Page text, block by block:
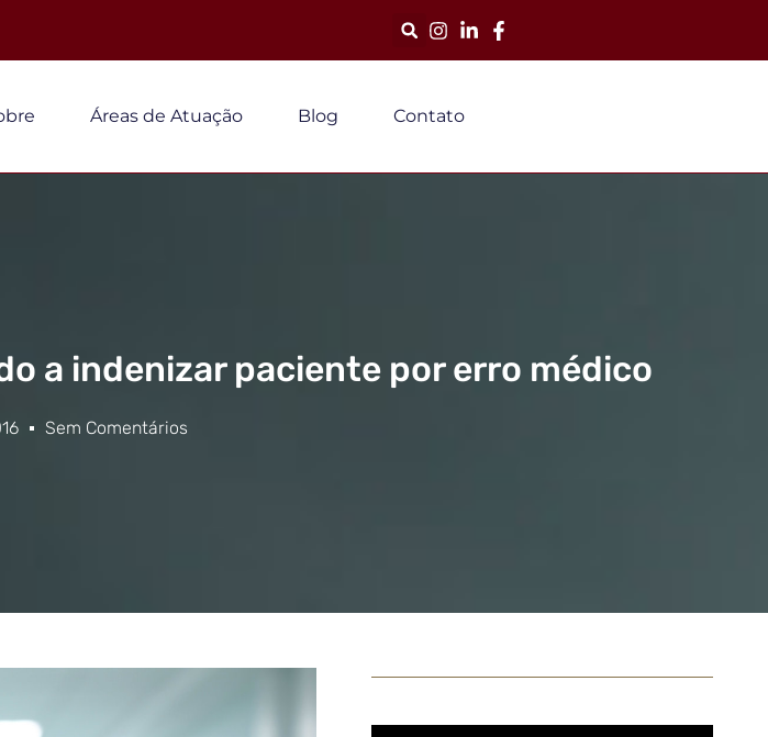
Áreas de Atuação Blog Contato
a indenizar paciente por erro médico
Sem Comentários